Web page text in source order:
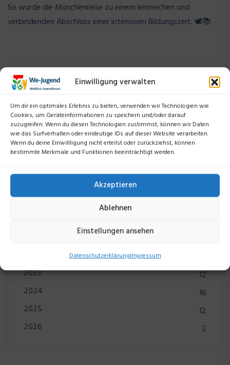
Einwilligung verwalten
Um dir ein optimales Erlebnis zu bieten, verwenden wir Technologien wie
Cookies, um Geräteinformationen zu speichern und/oder darauf
zuzugreifen. Wenn du diesen Technologien zustimmst, können wir Daten
wie das Surfverhalten oder eindeutige IDs auf dieser Website verarbeiten.
Wenn du deine Einwillligung nicht erteilst oder zurückziehst, können
bestimmte Merkmale und Funktionen beeinträchtigt werden.
Akzeptieren
Ablehnen
Einstellungen ansehen
DatenschutzerklärungImpressum
So wurde die Münchenreise zu einem lehrreichen und
verbindenden Abschluss einer intensiven Bildungszeit. 🕊️📚
Suchen
2023
12
2024
16
2025
12
2026
2